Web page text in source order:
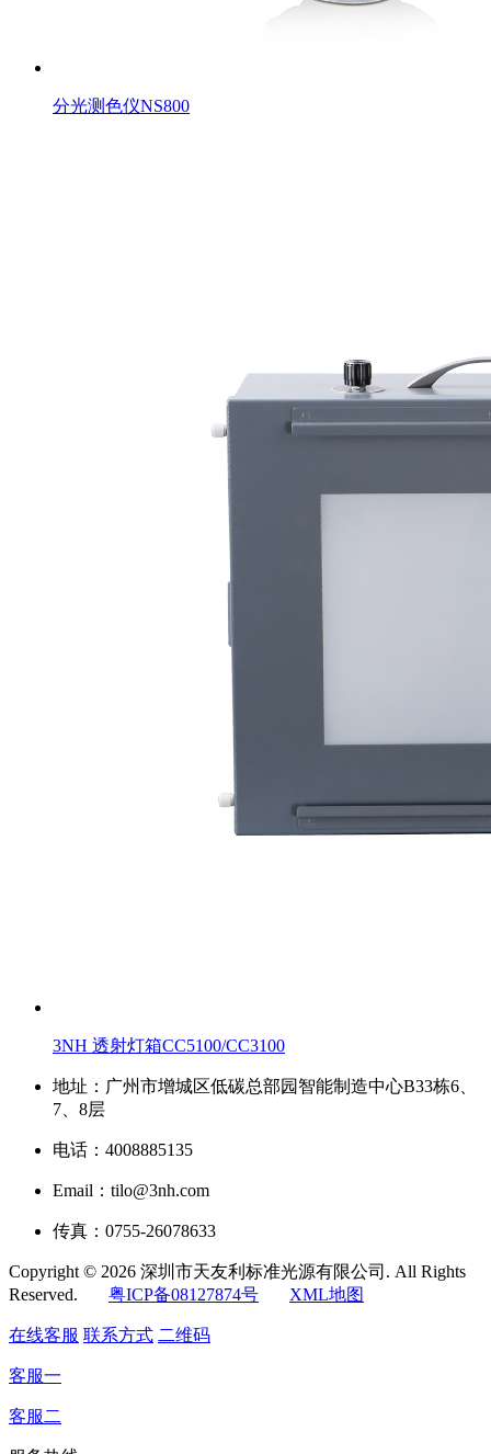
分光测色仪NS800
3NH 透射灯箱CC5100/CC3100
地址：广州市增城区低碳总部园智能制造中心B33栋6、
7、8层
电话：4008885135
Email：tilo@3nh.com
传真：0755-26078633
Copyright © 2026 深圳市天友利标准光源有限公司. All Rights
Reserved. 粤ICP备08127874号 XML地图
在线客服 联系方式 二维码
客服一
客服二